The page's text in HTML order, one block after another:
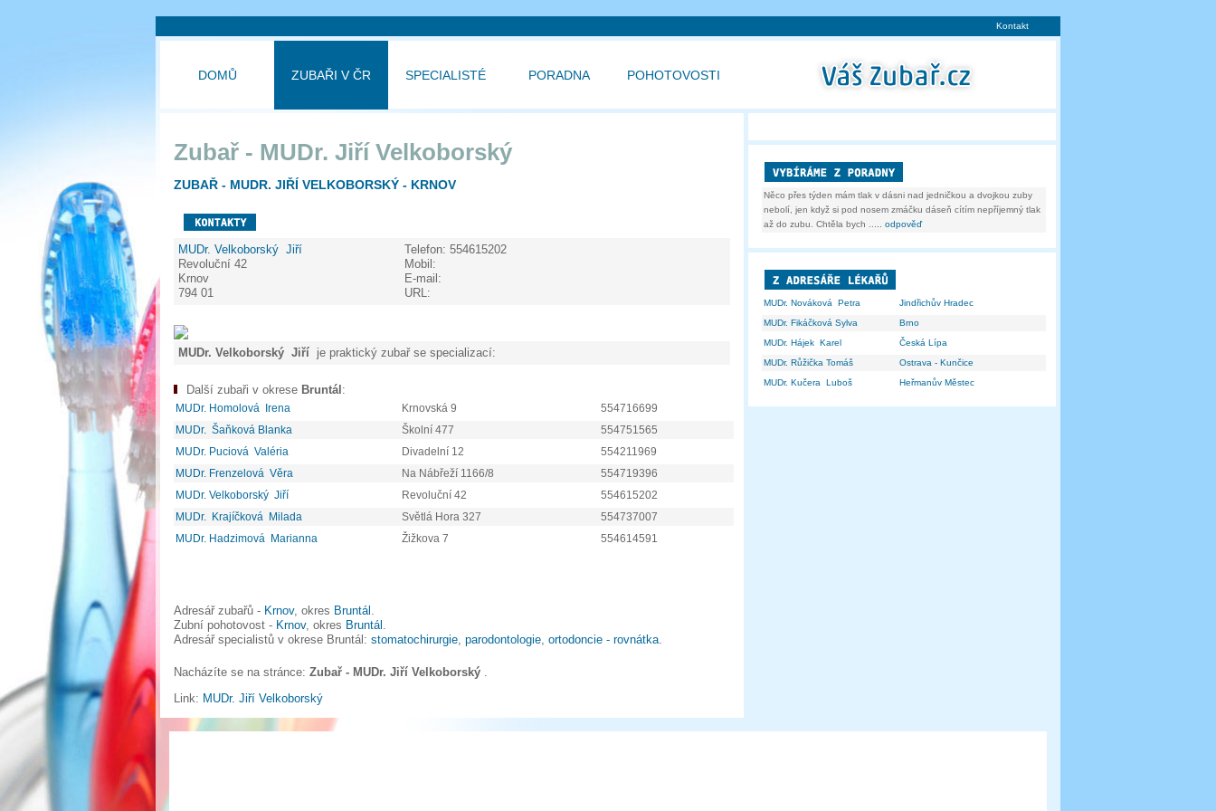
Kontakt
DOMŮ ZUBAŘI V ČR SPECIALISTÉ PORADNA POHOTOVOSTI
Zubař - MUDr. Jiří Velkoborský
ZUBAŘ - MUDR. JIŘÍ VELKOBORSKÝ - KRNOV
MUDr. Velkoborský Jiří
Revoluční 42
Krnov
794 01
Telefon:
Mobil:
E-mail:
URL:
554615202
MUDr. Velkoborský Jiří je praktický zubař se specializací:
Další zubaři v okrese Bruntál :
MUDr. Homolová Irena Krnovská 9
554716699
MUDr. Šaňková Blanka
Školní 477
554751565
MUDr. Puciová Valéria
Divadelní 12
554211969
MUDr. Frenzelová Věra
Na Nábřeží 1166/8
554719396
MUDr. Velkoborský Jiří
Revoluční 42
554615202
MUDr. Krajíčková Milada
Světlá Hora 327
554737007
MUDr. Hadzimová Marianna
Žižkova 7 554614591
Adresář zubařů - Krnov, okres Bruntál .
Zubní pohotovost - Krnov, okres Bruntál .
Adresář specialistů v okrese Bruntál: stomatochirurgie, parodontologie, ortodoncie - rovnátka.
Nacházíte se na stránce: Zubař - MUDr. Jiří Velkoborský .
Link: MUDr. Jiří Velkoborský
Něco přes týden mám tlak v dásni nad jedničkou a dvojkou zuby
nebolí, jen když si pod nosem zmáčku dáseň cítím nepříjemný tlak
až do zubu. Chtěla bych ...
.. odpověď
MUDr. Nováková Petra
Jindřichův Hradec
MUDr. Fikáčková Sylva
Brno
MUDr. Hájek Karel
Česká Lípa
MUDr. Růžička Tomáš
Ostrava - Kunčice
MUDr. Kučera Luboš
Heřmanův Městec